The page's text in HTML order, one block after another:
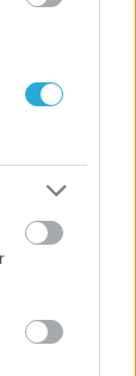
του